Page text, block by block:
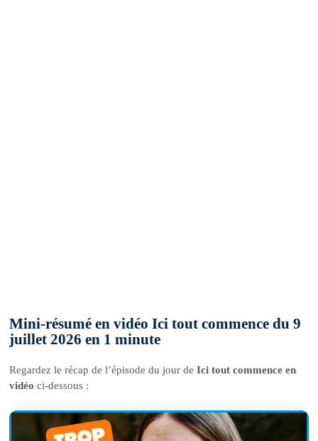
Mini-résumé en vidéo Ici tout commence du 9
juillet 2026 en 1 minute
Regardez le récap de l’épisode du jour deIci tout commence en
vidéo ci-dessous :